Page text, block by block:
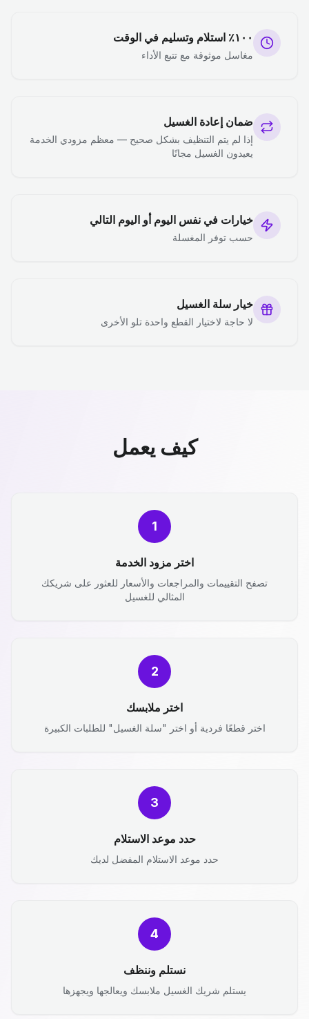
١٠٠٪ استلام وتسليم في الوقت
مغاسل موثوقة مع تتبع الأداء
ضمان إعادة الغسيل
إذا لم يتم التنظيف بشكل صحيح — معظم مزودي الخدمة
يعيدون الغسيل مجانًا
خيارات في نفس اليوم أو اليوم التالي
حسب توفر المغسلة
خيار سلة الغسيل
لا حاجة لاختيار القطع واحدة تلو الأخرى
كيف يعمل
1
اختر مزود الخدمة
تصفح التقييمات والمراجعات والأسعار للعثور على شريكك
المثالي للغسيل
2
اختر ملابسك
اختر قطعًا فردية أو اختر "سلة الغسيل" للطلبات الكبيرة
3
حدد موعد الاستلام
حدد موعد الاستلام المفضل لديك
4
نستلم وننظف
يستلم شريك الغسيل ملابسك ويعالجها ويجهزها